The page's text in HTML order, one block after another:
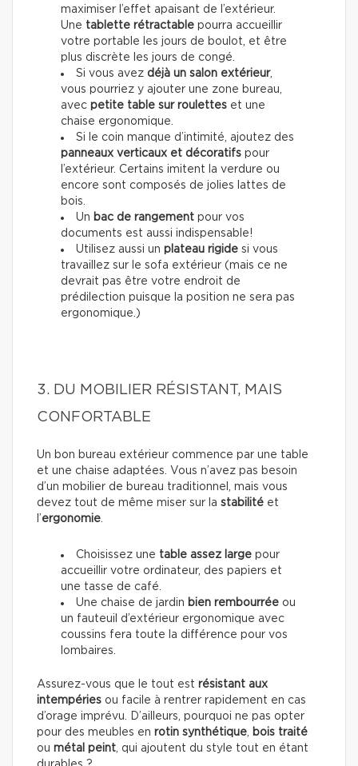
maximiser l’effet apaisant de l’extérieur.
Une tablette rétractable pourra accueillir
votre portable les jours de boulot, et être
plus discrète les jours de congé.
Si vous avez déjà un salon extérieur,
vous pourriez y ajouter une zone bureau,
avec petite table sur roulettes et une
chaise ergonomique.
Si le coin manque d’intimité, ajoutez des
panneaux verticaux et décoratifs pour
l’extérieur. Certains imitent la verdure ou
encore sont composés de jolies lattes de
bois.
Un bac de rangement pour vos
documents est aussi indispensable!
Utilisez aussi un plateau rigide si vous
travaillez sur le sofa extérieur (mais ce ne
devrait pas être votre endroit de
prédilection puisque la position ne sera pas
ergonomique.)
3. DU MOBILIER RÉSISTANT, MAIS
CONFORTABLE
Un bon bureau extérieur commence par une table
et une chaise adaptées. Vous n’avez pas besoin
d’un mobilier de bureau traditionnel, mais vous
devez tout de même miser sur la stabilité et
l’ergonomie
Choisissez une table assez large pour
accueillir votre ordinateur, des papiers et
une tasse de café.
Une chaise de jardin bien rembourrée ou
un fauteuil d’extérieur ergonomique avec
coussins fera toute la différence pour vos
lombaires.
Assurez-vous que le tout est résistant aux
intempéries ou facile à rentrer rapidement en cas
d’orage imprévu. D’ailleurs, pourquoi ne pas opter
pour des meubles en rotin synthétique
bois traité
ou métal peint , qui ajoutent du style tout en étant